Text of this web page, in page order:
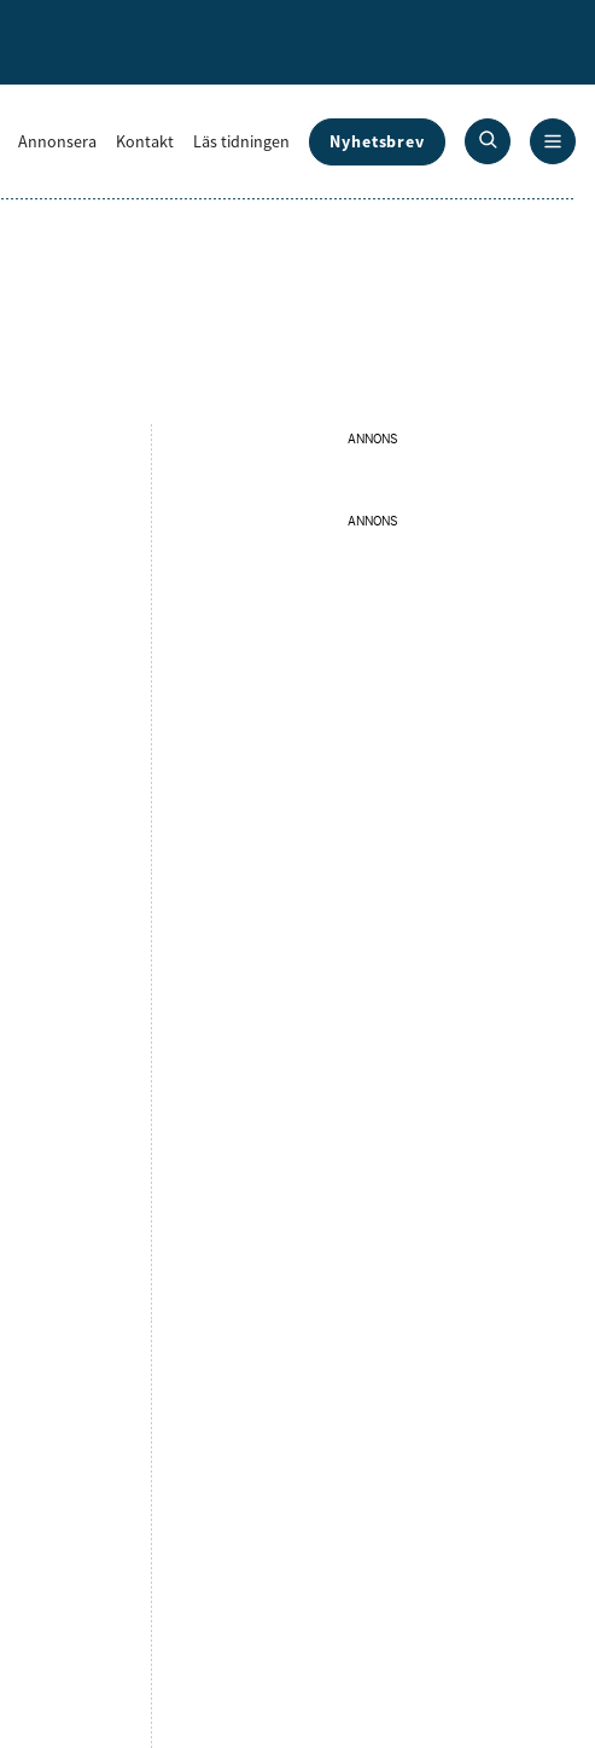
Annonsera Kontakt Läs tidningen Nyhetsbrev
ANNONS
ANNONS